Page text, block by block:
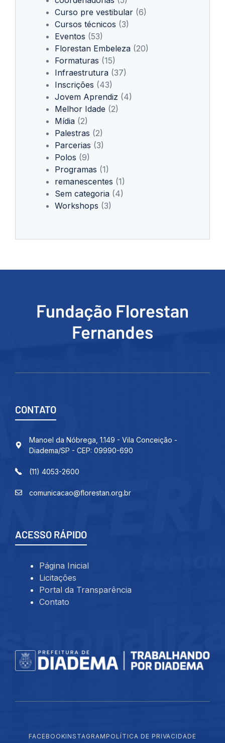
Curso pre vestibular (6)
Cursos técnicos (3)
Eventos (53)
Florestan Embeleza (20)
Formaturas (15)
Infraestrutura (37)
Inscrições (43)
Jovem Aprendiz (4)
Melhor Idade (2)
Mídia (2)
Palestras (2)
Parcerias (3)
Polos (9)
Programas (1)
remanescentes (1)
Sem categoria (4)
Workshops (3)
Fundação Florestan
Fernandes
CONTATO
Manoel da Nóbrega, 1.149 - Vila Conceição -
Diadema/SP - CEP: 09990-690
(11) 4053-2600
comunicacao@florestan.org.br
ACESSO RÁPIDO
Página Inicial
Licitações
Portal da Transparência
Contato
FACEBOOKINSTAGRAMPOLÍTICA DE PRIVACIDADE